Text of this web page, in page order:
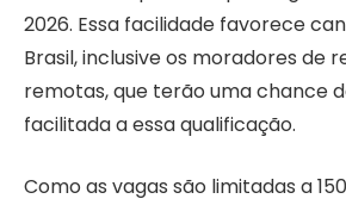
2026. Essa facilidade favorece
Brasil, inclusive os moradores de
remotas, que terão uma chance
facilitada a essa qualificação.
Como as vagas são limitadas a